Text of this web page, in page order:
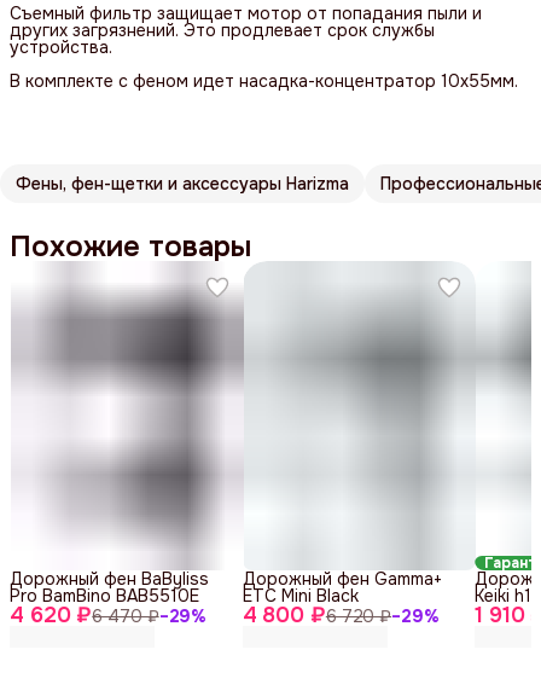
Съемный фильтр защищает мотор от попадания пыли и
других загрязнений. Это продлевает срок службы
устройства.
В комплекте с феном идет насадка-концентратор 10x55мм.
Фены, фен-щетки и аксессуары Harizma
Похожие товары
4 620 ₽6 470 ₽−29%
Дорожный фен BaByliss
Pro BamBino BAB5510E
4 800 ₽6 720 ₽−29%
Дорожный фен Gamma+
ETC Mini Black
1 910
Keiki